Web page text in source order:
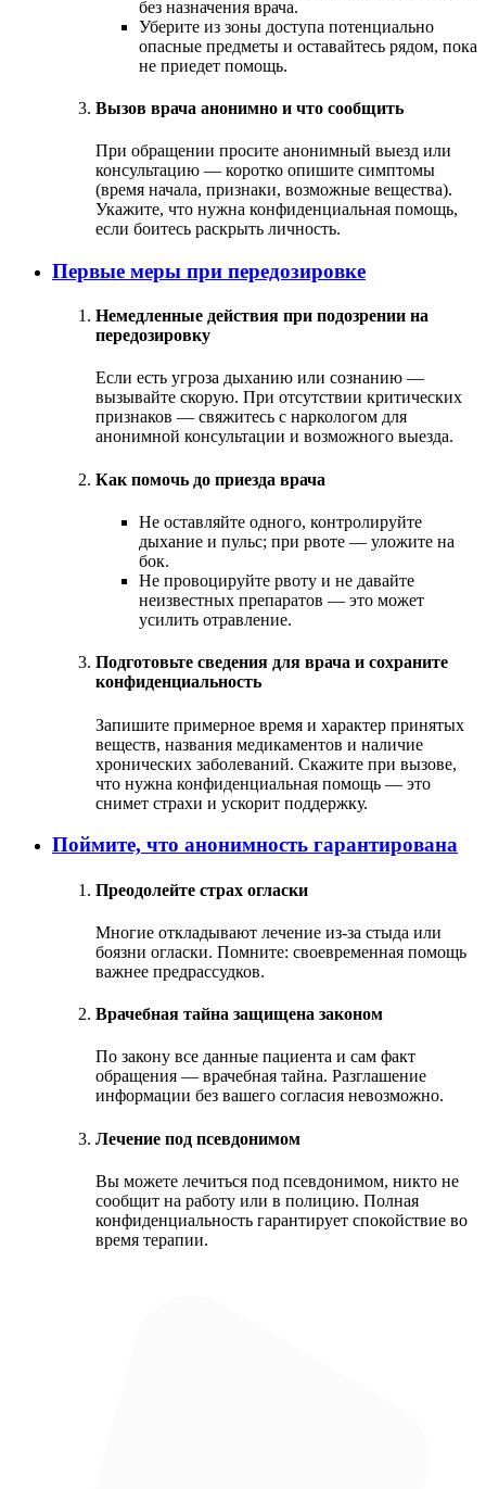
без назначения врача.
Уберите из зоны доступа потенциально
опасные предметы и оставайтесь рядом, пока
не приедет помощь.
Вызов врача анонимно и что сообщить
При обращении просите анонимный выезд или
консультацию — коротко опишите симптомы
(время начала, признаки, возможные вещества).
Укажите, что нужна конфиденциальная помощь,
если боитесь раскрыть личность.
Первые меры при передозировке
Немедленные действия при подозрении на
передозировку
Если есть угроза дыханию или сознанию —
вызывайте скорую. При отсутствии критических
признаков — свяжитесь с наркологом для
анонимной консультации и возможного выезда.
Как помочь до приезда врача
Не оставляйте одного, контролируйте
дыхание и пульс; при рвоте — уложите на
бок.
Не провоцируйте рвоту и не давайте
неизвестных препаратов — это может
усилить отравление.
Подготовьте сведения для врача и сохраните
конфиденциальность
Запишите примерное время и характер принятых
веществ, названия медикаментов и наличие
хронических заболеваний. Скажите при вызове,
что нужна конфиденциальная помощь — это
снимет страхи и ускорит поддержку.
Поймите, что анонимность гарантирована
Преодолейте страх огласки
Многие откладывают лечение из‑за стыда или
боязни огласки. Помните: своевременная помощь
важнее предрассудков.
Врачебная тайна защищена законом
По закону все данные пациента и сам факт
обращения — врачебная тайна. Разглашение
информации без вашего согласия невозможно.
Лечение под псевдонимом
Вы можете лечиться под псевдонимом, никто не
сообщит на работу или в полицию. Полная
конфиденциальность гарантирует спокойствие во
время терапии.